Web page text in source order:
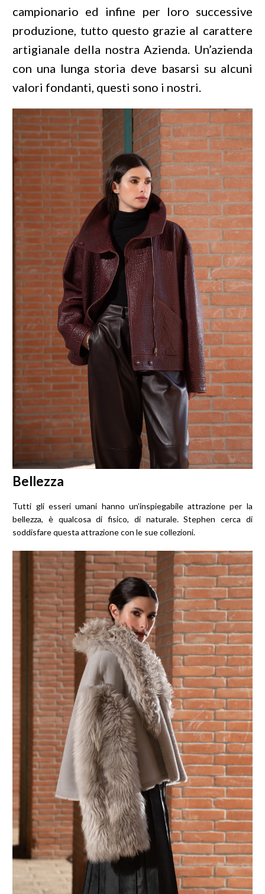
campionario ed infine per loro successive
produzione, tutto questo grazie al carattere
artigianale della nostra Azienda. Un’azienda
con una lunga storia deve basarsi su alcuni
valori fondanti, questi sono i nostri.
Bellezza
Tutti gli esseri umani hanno un’inspiegabile attrazione per la
bellezza, è qualcosa di fisico, di naturale. Stephen cerca di
soddisfare questa attrazione con le sue collezioni.